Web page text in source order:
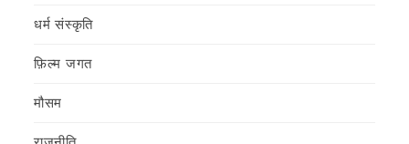
धर्म संस्कृति
फ़िल्‍म जगत
मौसम